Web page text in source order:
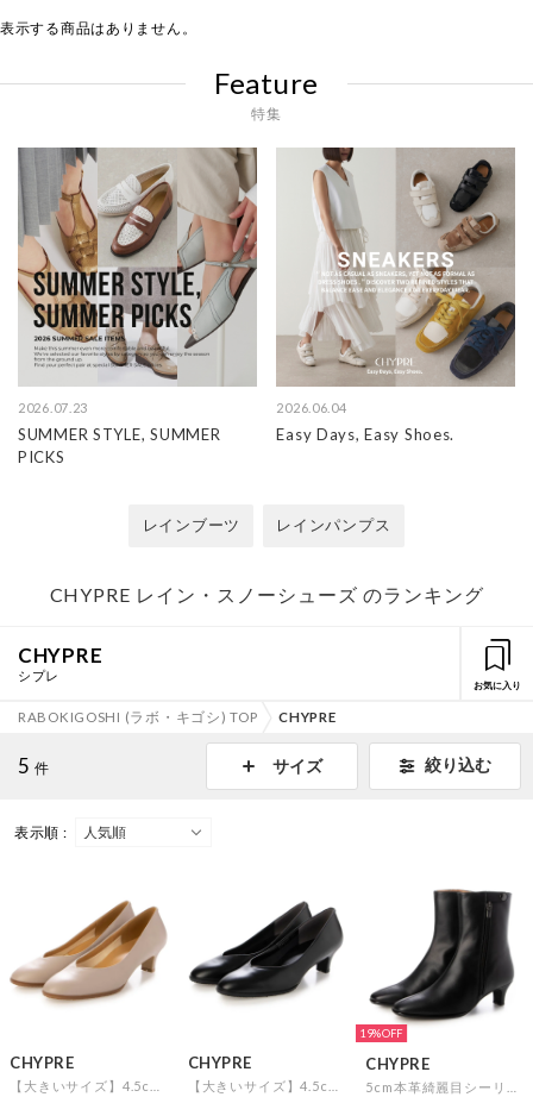
表示する商品はありません。
Feature
特集
2026.07.23
SUMMER STYLE, SUMMER
PICKS
2026.06.04
Easy Days, Easy Shoes.
レインブーツ レインパンプス
CHYPRE レイン・スノーシューズ のランキング
CHYPRE
シプレ
お気に入り
RABOKIGOSHI (ラボ・キゴシ) TOP CHYPRE
5 件 サイズ 絞り込む
表示順 :
CHYPRE CHYPRE
19%
CHYPRE